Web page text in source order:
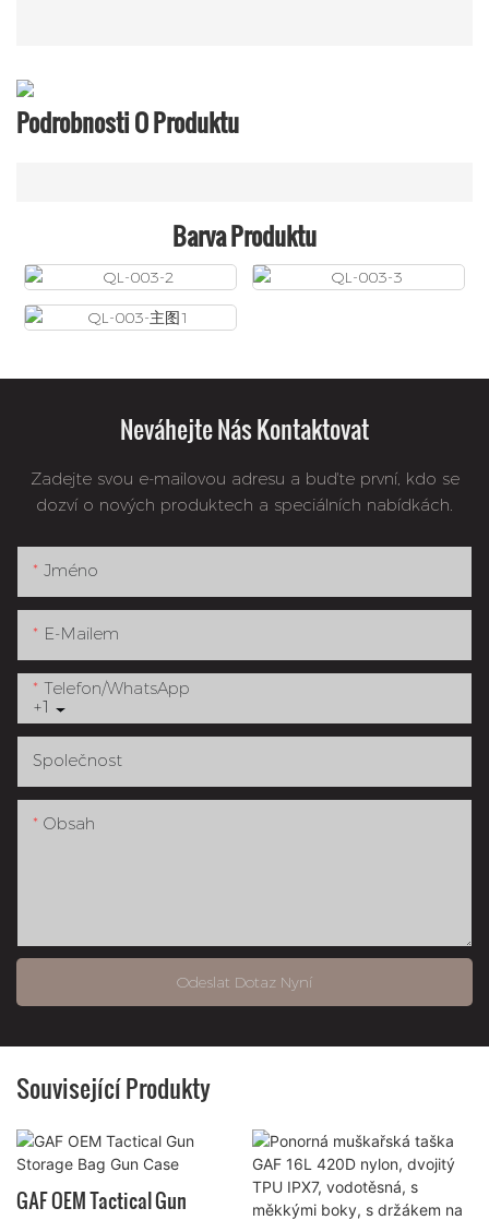
Podrobnosti O Produktu
Barva Produktu
Neváhejte Nás Kontaktovat
Zadejte svou e-mailovou adresu a buďte první, kdo se
dozví o nových produktech a speciálních nabídkách.
Jméno
E-Mailem
+1
Telefon/whatsApp
Společnost
Obsah
Odeslat Dotaz Nyní
Související Produkty
GAF OEM Tactical Gun